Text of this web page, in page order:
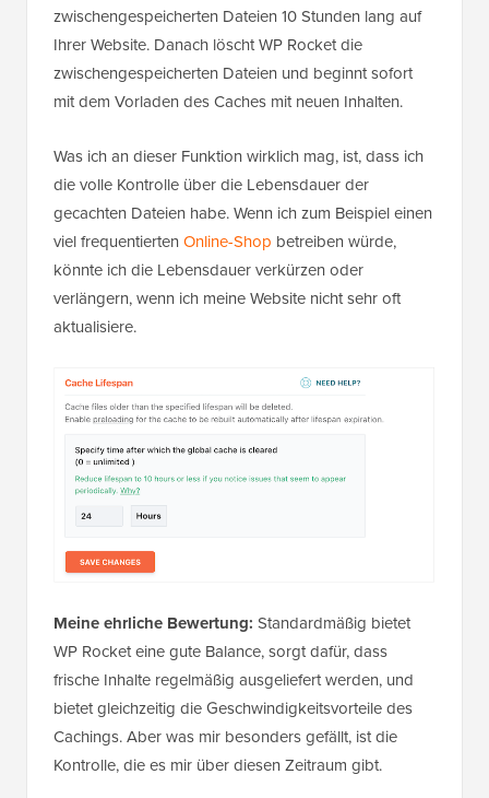
zwischengespeicherten Dateien 10 Stunden lang auf
Ihrer Website. Danach löscht WP Rocket die
zwischengespeicherten Dateien und beginnt sofort
mit dem Vorladen des Caches mit neuen Inhalten.
Was ich an dieser Funktion wirklich mag, ist, dass ich
die volle Kontrolle über die Lebensdauer der
gecachten Dateien habe. Wenn ich zum Beispiel einen
viel frequentierten Online-Shop betreiben würde,
könnte ich die Lebensdauer verkürzen oder
verlängern, wenn ich meine Website nicht sehr oft
aktualisiere.
Meine ehrliche Bewertung: Standardmäßig bietet
WP Rocket eine gute Balance, sorgt dafür, dass
frische Inhalte regelmäßig ausgeliefert werden, und
bietet gleichzeitig die Geschwindigkeitsvorteile des
Cachings. Aber was mir besonders gefällt, ist die
Kontrolle, die es mir über diesen Zeitraum gibt.